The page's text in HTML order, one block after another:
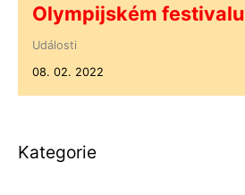
Olympijském festivalu
Události
08. 02. 2022
Kategorie